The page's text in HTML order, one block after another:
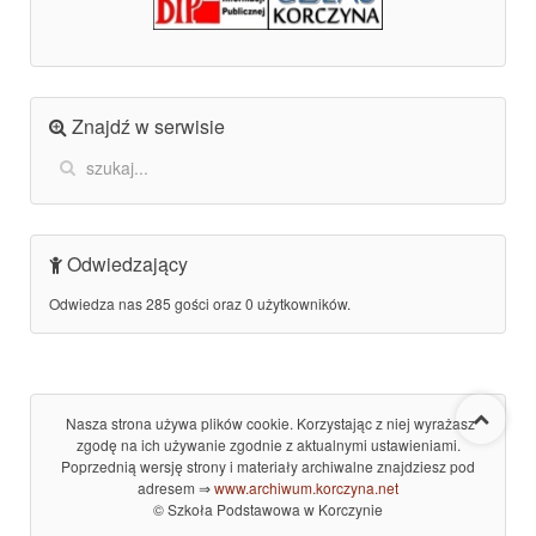
Znajdź w serwisie
Odwiedzający
Odwiedza nas 285 gości oraz 0 użytkowników.
Nasza strona używa plików cookie. Korzystając z niej wyrażasz
zgodę na ich używanie zgodnie z aktualnymi ustawieniami.
Poprzednią wersję strony i materiały archiwalne znajdziesz pod
adresem ⇒www.archiwum.korczyna.net
© Szkoła Podstawowa w Korczynie